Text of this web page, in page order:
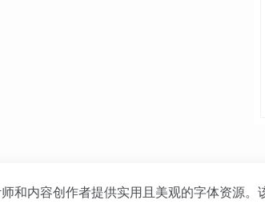
和内容创作者提供实用且美观的字体资源。